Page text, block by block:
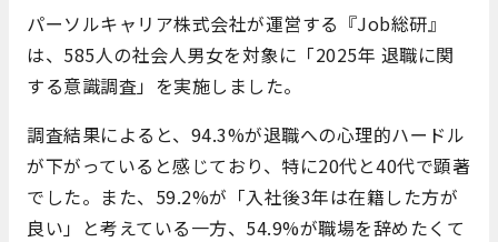
パーソルキャリア株式会社が運営する『Job総研』
は、585人の社会人男女を対象に「2025年 退職に関
する意識調査」を実施しました。​
調査結果によると、94.3%が退職への心理的ハードル
が下がっていると感じており、特に20代と40代で顕著
でした。​また、59.2%が「入社後3年は在籍した方が
良い」と考えている一方、54.9%が職場を辞めたくて